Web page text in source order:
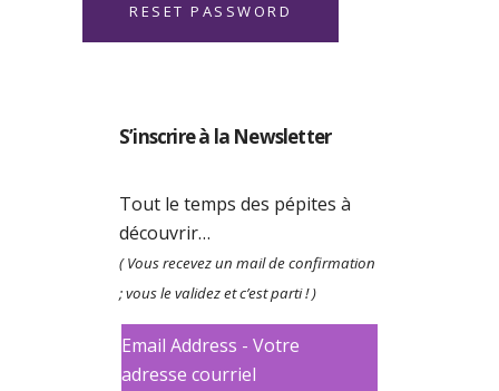
S’inscrire à la Newsletter
Tout le temps des pépites à
découvrir…
( Vous recevez un mail de confirmation
; vous le validez et c’est parti ! )
Email Address - Votre
adresse courriel